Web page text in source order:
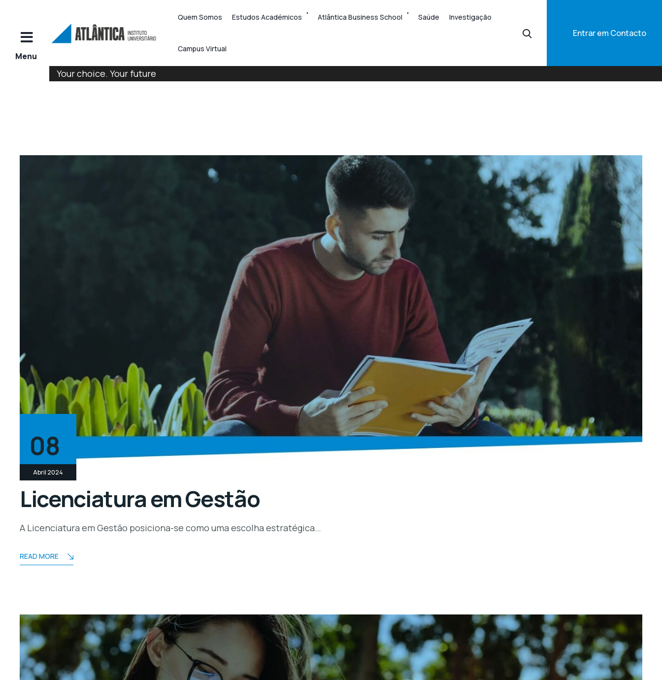
Quem Somos Estudos Académicos Atlântica Business School Saúde Investigação
Campus Virtual
Entrar em Contacto
Your choice. Your future
08
Abril 2024
Licenciatura em Gestão
A Licenciatura em Gestão posiciona-se como uma escolha estratégica…
READ MORE